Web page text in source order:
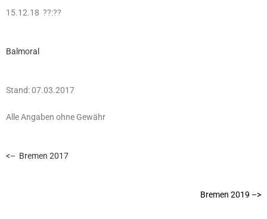
15.12.18 ??:??
Balmoral
Stand: 07.03.2017
Alle Angaben ohne Gewähr
<– Bremen 2017
Bremen 2019 –>